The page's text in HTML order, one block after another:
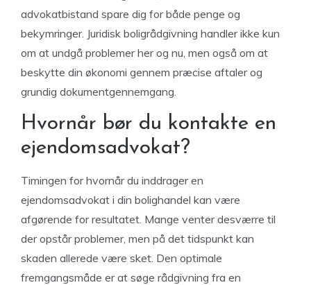
advokatbistand spare dig for både penge og
bekymringer. Juridisk boligrådgivning handler ikke kun
om at undgå problemer her og nu, men også om at
beskytte din økonomi gennem præcise aftaler og
grundig dokumentgennemgang.
Hvornår bør du kontakte en
ejendomsadvokat?
Timingen for hvornår du inddrager en
ejendomsadvokat i din bolighandel kan være
afgørende for resultatet. Mange venter desværre til
der opstår problemer, men på det tidspunkt kan
skaden allerede være sket. Den optimale
fremgangsmåde er at søge rådgivning fra en